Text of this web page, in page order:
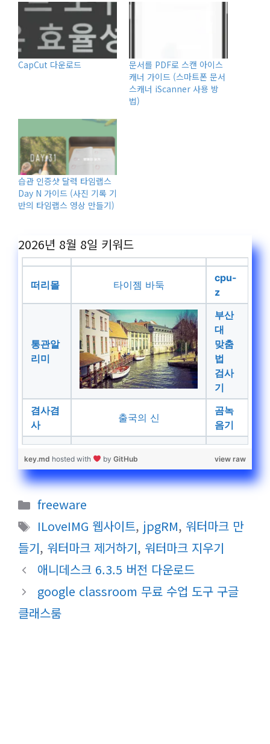
CapCut 다운로드
문서를 PDF로 스캔 아이스
캐너 가이드 (스마트폰 문서
스캐너 iScanner 사용 방
법)
습관 인증샷 달력 타임랩스
Day N 가이드 (사진 기록 기
반의 타임랩스 영상 만들기)
2026년 8월 8일 키워드
떠리몰 타이젬 바둑
cpu-
z
통관알
리미
부산
대
맞춤
법
검사
기
겸사겸
사
출국의 신
곰녹
음기
view raw
key.md hosted with by GitHub
카
테
고
리
freeware
태
그
ILoveIMG 웹사이트, jpgRM, 워터마크 만
들기, 워터마크 제거하기, 워터마크 지우기
애니데스크 6.3.5 버전 다운로드
google classroom 무료 수업 도구 구글
클래스룸